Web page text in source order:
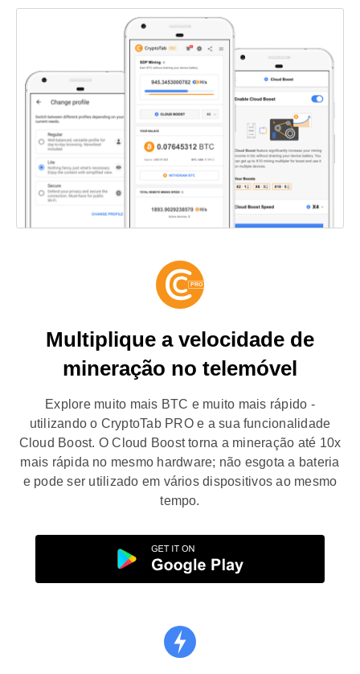
Multiplique a velocidade de
mineração no telemóvel
Explore muito mais BTC e muito mais rápido -
utilizando o CryptoTab PRO e a sua funcionalidade
Cloud Boost. O Cloud Boost torna a mineração até 10x
mais rápida no mesmo hardware; não esgota a bateria
e pode ser utilizado em vários dispositivos ao mesmo
tempo.